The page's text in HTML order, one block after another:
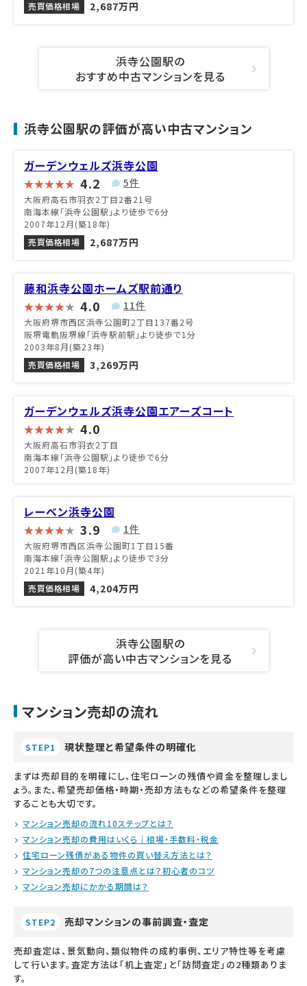
売買価格相場 2,687万円
浜寺公園駅の
おすすめ中古マンションを見る
浜寺公園駅の評価が高い中古マンション
ガーデンウェルズ浜寺公園
4.2 5件
大阪府高石市羽衣2丁目2番21号
南海本線「浜寺公園駅」より徒歩で6分
2007年12月(築18年)
売買価格相場
2,687万円
藤和浜寺公園ホームズ駅前通り
4.0 11件
大阪府堺市西区浜寺公園町2丁目137番2号
阪堺電軌阪堺線「浜寺駅前駅」より徒歩で1分
2003年8月(築23年)
売買価格相場
3,269万円
ガーデンウェルズ浜寺公園エアーズコート
4.0
大阪府高石市羽衣2丁目
南海本線「浜寺公園駅」より徒歩で6分
2007年12月(築18年)
レーベン浜寺公園
3.9 1件
大阪府堺市西区浜寺公園町1丁目15番
南海本線「浜寺公園駅」より徒歩で3分
2021年10月(築4年)
売買価格相場
4,204万円
浜寺公園駅の
評価が高い中古マンションを見る
マンション売却の流れ
STEP1 現状整理と希望条件の明確化
まずは売却目的を明確にし、住宅ローンの残債や資金を整理しまし
ょう。また、希望売却価格・時期・売却方法もなどの希望条件を整理
することも大切です。
マンション売却の流れ10ステップとは？
マンション売却の費用はいくら｜相場・手数料・税金
住宅ローン残債がある物件の買い替え方法とは？
マンション売却の7つの注意点とは？初心者のコツ
マンション売却にかかる期間は？
STEP2 売却マンションの事前調査・査定
売却査定は、景気動向、類似物件の成約事例、エリア特性等を考慮
して行います。査定方法は「机上査定」と「訪問査定」の2種類ありま
す。